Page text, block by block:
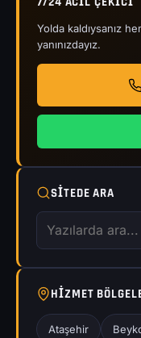
Yolda kaldıysanız
yanınızdayız.
SITEDE ARA
HIZMET
Ataşehir